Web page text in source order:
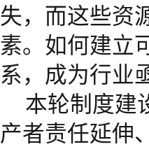
失，而这些资
素。如何建立
系，成为行业
本轮制度建
产者责任延伸